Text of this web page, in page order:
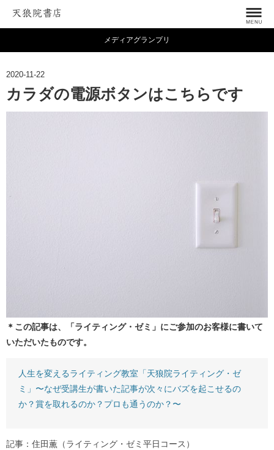
メディアグランプリ
2020-11-22
カラダの電源ボタンはこちらです
＊この記事は、「ライティング・ゼミ」にご参加のお客様に書いて
いただいたものです。
人生を変えるライティング教室「天狼院ライティング・ゼ
ミ」〜なぜ受講生が書いた記事が次々にバズを起こせるの
か？賞を取れるのか？プロも通うのか？〜
記事：住田薫（ライティング・ゼミ平日コース）